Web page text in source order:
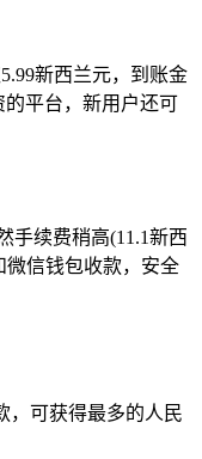
新西兰元，到账金
的平台，新用户还可
手续费稍高(11.1新西
微信钱包收款，安全
，可获得最多的人民